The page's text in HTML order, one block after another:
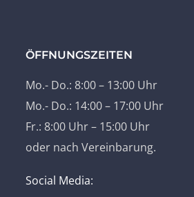
ÖFFNUNGSZEITEN
Mo.- Do.: 8:00 – 13:00 Uhr
Mo.- Do.: 14:00 – 17:00 Uhr
Fr.: 8:00 Uhr – 15:00 Uhr
oder nach Vereinbarung.
Social Media: